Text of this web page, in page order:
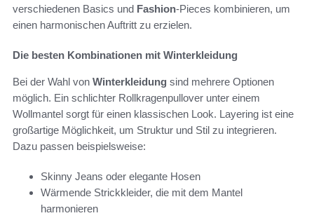
verschiedenen Basics und Fashion-Pieces kombinieren, um
einen harmonischen Auftritt zu erzielen.
Die besten Kombinationen mit Winterkleidung
Bei der Wahl von Winterkleidung sind mehrere Optionen
möglich. Ein schlichter Rollkragenpullover unter einem
Wollmantel sorgt für einen klassischen Look. Layering ist eine
großartige Möglichkeit, um Struktur und Stil zu integrieren.
Dazu passen beispielsweise:
Skinny Jeans oder elegante Hosen
Wärmende Strickkleider, die mit dem Mantel
harmonieren